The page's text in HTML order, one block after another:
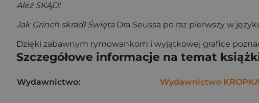
Ależ SKĄD!
Jak Grinch skradł ŚwiętaDra Seussa po raz pierwszy w
Dzięki zabawnym rymowankom i wyjątkowej grafice
Szczegółowe informacje na temat
Wydawnictwo: Wydawnictwo